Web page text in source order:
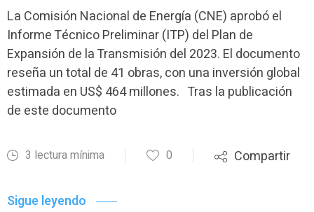
La Comisión Nacional de Energía (CNE) aprobó el
Informe Técnico Preliminar (ITP) del Plan de
Expansión de la Transmisión del 2023. El documento
reseña un total de 41 obras, con una inversión global
estimada en US$ 464 millones. Tras la publicación
de este documento
3 lectura mínima 0 Compartir
Sigue leyendo